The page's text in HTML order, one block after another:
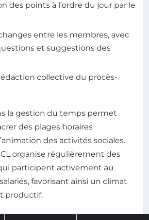
des points à l’ordre du jour par le
entre les membres, avec
et suggestions des
collective du procès-
la gestion du temps permet
des plages horaires
des activités sociales.
organise régulièrement des
participent activement au
favorisant ainsi un climat
productif.